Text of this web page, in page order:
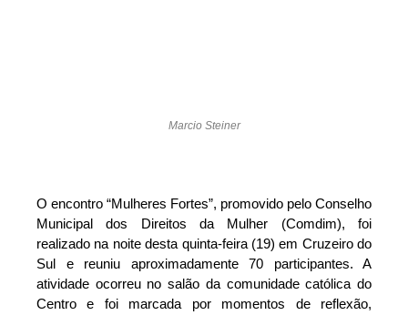
Marcio Steiner
O encontro “Mulheres Fortes”, promovido pelo Conselho
Municipal dos Direitos da Mulher (Comdim), foi
realizado na noite desta quinta-feira (19) em Cruzeiro do
Sul e reuniu aproximadamente 70 participantes. A
atividade ocorreu no salão da comunidade católica do
Centro e foi marcada por momentos de reflexão,